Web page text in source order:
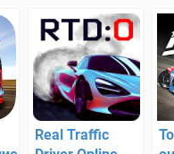
Real Traffic